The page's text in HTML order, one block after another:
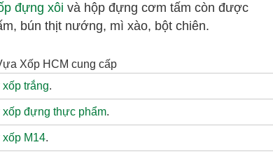
đựng xôi và hộp đựng cơm tấm còn được
bún thịt nướng, mì xào, bột chiên.
Xốp HCM cung cấp
xốp trắng.
xốp đựng thực phẩm.
xốp M14.